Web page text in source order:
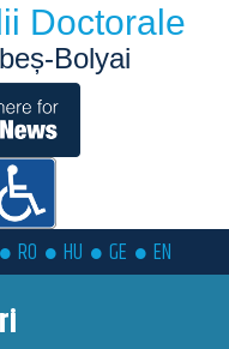
Doctorale
Bolyai
RO HU GE EN